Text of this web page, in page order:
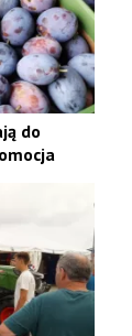
do